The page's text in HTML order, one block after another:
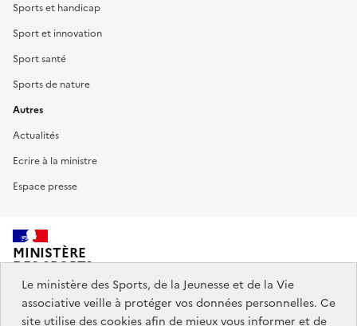
Sports et handicap
Sport et innovation
Sport santé
Sports de nature
Autres
Actualités
Ecrire à la ministre
Espace presse
MINISTÈRE
DES SPORTS,
DE LA JEUNESSE
ET DE LA VIE ASSOCIATIVE
Le ministère des Sports, de la Jeunesse et de la Vie
associative veille à protéger vos données personnelles. Ce
site utilise des cookies afin de mieux vous informer et de